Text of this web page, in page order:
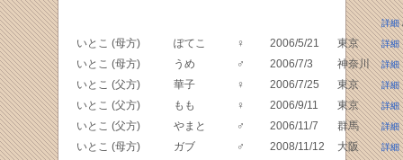
詳細
いとこ (母方) ぽてこ ♀ 2006/5/21 東京 詳細
いとこ (母方) うめ ♂ 2006/7/3 神奈川 詳細
いとこ (父方) 華子 ♀ 2006/7/25 東京 詳細
いとこ (父方) もも ♀ 2006/9/11 東京 詳細
いとこ (父方) やまと ♂ 2006/11/7 群馬 詳細
いとこ (母方) ガブ ♂ 2008/11/12 大阪 詳細